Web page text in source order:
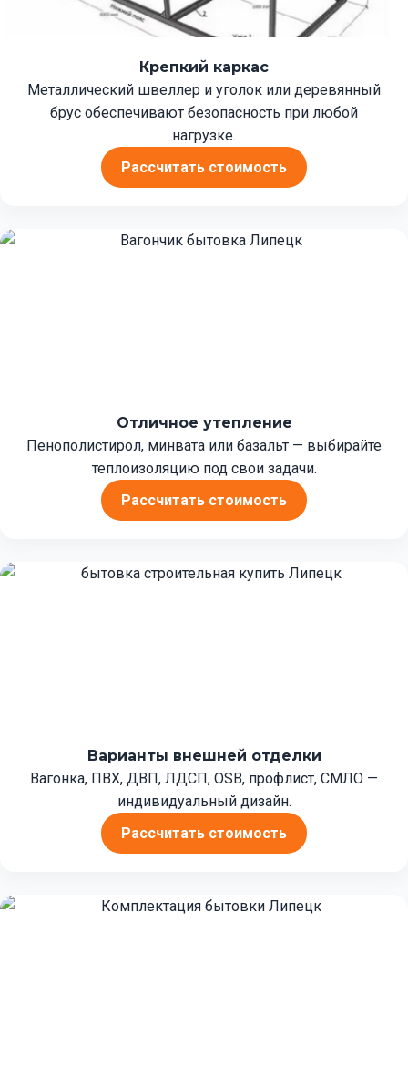
Крепкий каркас
Металлический швеллер и уголок или деревянный
брус обеспечивают безопасность при любой
нагрузке.
Рассчитать стоимость
Отличное утепление
Пенополистирол, минвата или базальт — выбирайте
теплоизоляцию под свои задачи.
Рассчитать стоимость
Варианты внешней отделки
Вагонка, ПВХ, ДВП, ЛДСП, OSB, профлист, СМЛО —
индивидуальный дизайн.
Рассчитать стоимость